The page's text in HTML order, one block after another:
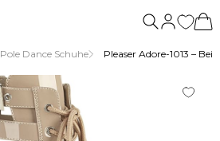
Pole Dance Schuhe Pleaser Adore-1013 –